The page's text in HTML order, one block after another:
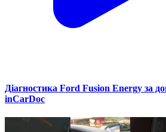
Діагностика Ford Fusion Energy за
inCarDoc